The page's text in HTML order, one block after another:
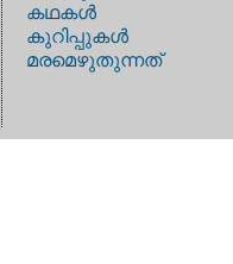
കഥകള്‍
കുറിപ്പുകള്‍
മരമെഴുതുന്നത്